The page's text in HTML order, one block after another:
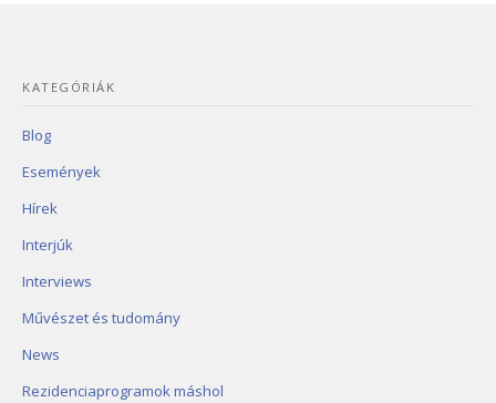
KATEGÓRIÁK
Blog
Események
Hírek
Interjúk
Interviews
Művészet és tudomány
News
Rezidenciaprogramok máshol